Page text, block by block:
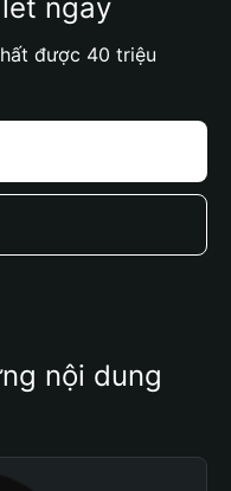
ngay
được 40 triệu
nội dung